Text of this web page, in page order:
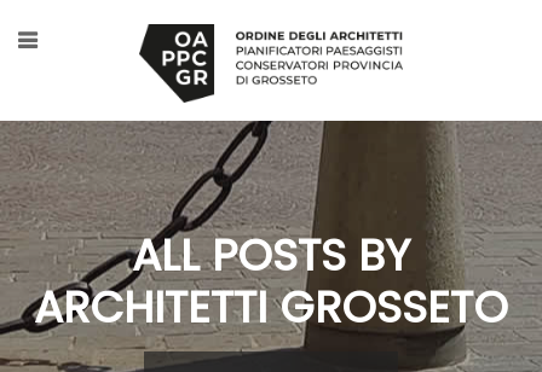
ALL POSTS BY
ARCHITETTI GROSSETO